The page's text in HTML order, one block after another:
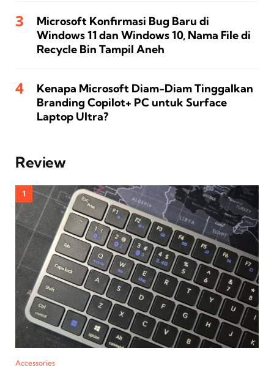
Microsoft Konfirmasi Bug Baru di
Windows 11 dan Windows 10, Nama File di
Recycle Bin Tampil Aneh
Kenapa Microsoft Diam-Diam Tinggalkan
Branding Copilot+ PC untuk Surface
Laptop Ultra?
Review
Accessories